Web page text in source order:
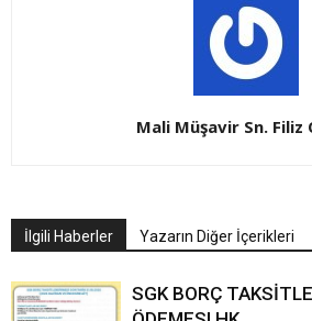
Mali Müşavir Sn. Filiz
İlgili Haberler Yazarın Diğer İçerikleri
SGK BORÇ